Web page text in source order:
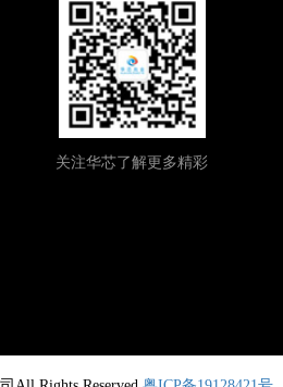
关注华芯了解更多精彩